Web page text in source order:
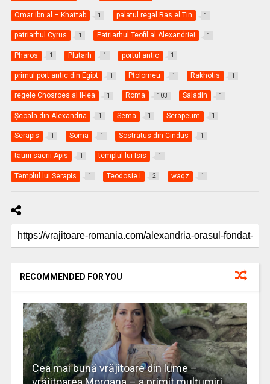
Omar ibn al – Khattab 1 palatul regal Ras el Tin 1
patriarhul Cyrus 1 Patriarhul Teofil al Alexandriei 1
Pharos 1 Plutarh 1 portul antic 1
primul port antic din Egipt 1 Ptolomeu 1 Rakhotis 1
regele Chosroes al II-lea 1 Roma 103 Saladin 1
Şcoala din Alexandria 1 Sema 1 Serapeum 1
Serapis 1 Soma 1 Sostratus din Cindus 1
taurii sacrii Apis 1 templul lui Isis 1
Templul lui Serapis 1 Teodosie I 2 waqz 1
RECOMMENDED FOR YOU
Cea mai bună vrăjitoare din lume –